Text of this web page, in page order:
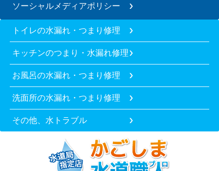
ソーシャルメディアポリシー
トイレの水漏れ・つまり修理
キッチンのつまり・水漏れ修理
お風呂の水漏れ・つまり修理
洗面所の水漏れ・つまり修理
その他、水トラブル